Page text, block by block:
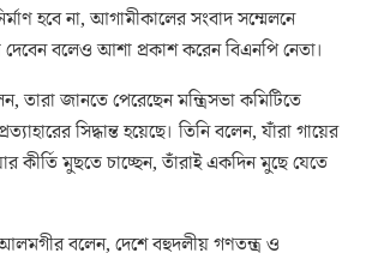
হবে না, আগামীকালের সংবাদ সম্মেলনে
দেবেন বলেও আশা প্রকাশ করেন বিএনপি নেতা।
তারা জানতে পেরেছেন মন্ত্রিসভা কমিটিতে
সিদ্ধান্ত হয়েছে। তিনি বলেন, যাঁরা গায়ের
কীর্তি মুছতে চাচ্ছেন, তাঁরাই একদিন মুছে যেতে
বলেন, দেশে বহুদলীয় গণতন্ত্র ও